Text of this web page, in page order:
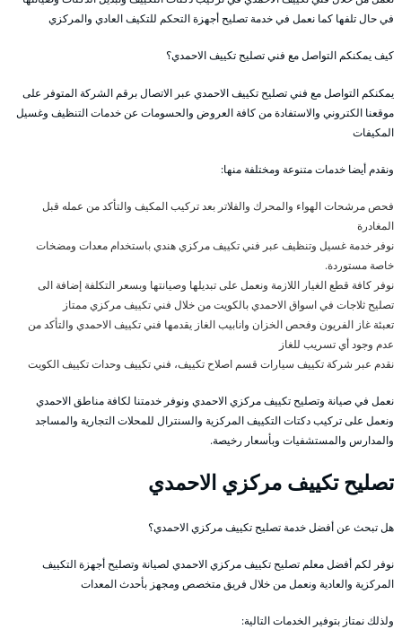
في حال تلفها كما نعمل في خدمة تصليح أجهزة التحكم للتكيف العادي والمركزي
كيف يمكنكم التواصل مع فني تصليح تكييف الاحمدي؟
يمكنكم التواصل مع فني تصليح تكييف الاحمدي عبر الاتصال برقم الشركة المتوفر على
موقعنا الكتروني والاستفادة من كافة العروض والحسومات عن خدمات التنظيف وغسيل
المكيفات
ونقدم أيضا خدمات متنوعة ومختلفة منها:
فحص مرشحات الهواء والمحرك والفلاتر بعد تركيب المكيف والتأكد من عمله قبل
المغادرة
نوفر خدمة غسيل وتنظيف عبر فني تكييف مركزي هندي باستخدام معدات ومضخات
خاصة مستوردة.
نوفر كافة قطع الغيار اللازمة ونعمل على تبديلها وصيانتها وبسعر التكلفة إضافة الى
تصليح ثلاجات في اسواق الاحمدي بالكويت من خلال فني تكييف مركزي ممتاز
تعبئة غاز الفريون وفحص الخزان وانابيب الغاز يقدمها فني تكييف الاحمدي والتأكد من
عدم وجود أي تسريب للغاز
نقدم عبر شركة تكييف سيارات قسم اصلاح تكييف، فني تكييف وحدات تكييف الكويت
نعمل في صيانة وتصليح تكييف مركزي الاحمدي ونوفر خدمتنا لكافة مناطق الاحمدي
ونعمل على تركيب دكتات التكييف المركزية والسنترال للمحلات التجارية والمساجد
والمدارس والمستشفيات وبأسعار رخيصة.
تصليح تكييف مركزي الاحمدي
هل تبحث عن أفضل خدمة تصليح تكييف مركزي الاحمدي؟
نوفر لكم أفضل معلم تصليح تكييف مركزي الاحمدي لصيانة وتصليح أجهزة التكييف
المركزية والعادية ونعمل من خلال فريق متخصص ومجهز بأحدث المعدات
ولذلك نمتاز بتوفير الخدمات التالية: